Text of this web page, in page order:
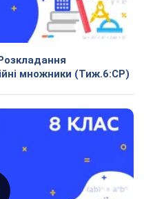
множники (Тиж.6:СР)